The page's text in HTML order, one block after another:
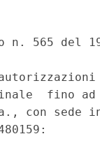
n. 565 del
fino ad
con sede